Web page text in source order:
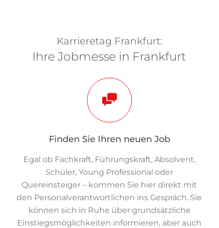
Karrieretag Frankfurt:
Ihre Jobmesse in Frankfurt
Finden Sie Ihren neuen Job
Egal ob Fachkraft, Führungskraft, Absolvent,
Schüler, Young Professional oder
Quereinsteiger – kommen Sie hier direkt mit
den Personalverantwortlichen ins Gespräch. Sie
können sich in Ruhe über grundsätzliche
Einstiegsmöglichkeiten informieren, aber auch